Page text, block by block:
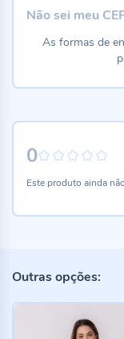
0
Este produto ainda
Não sei meu
As formas de
Outras opções: